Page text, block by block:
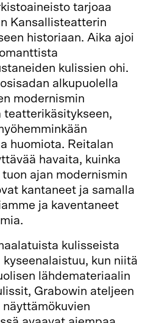
tarjoaa
Kansallisteatterin
historiaan. Aika ajoi
kulissien ohi.
alkupuolella
modernismin
teatterikäsitykseen,
huomiota. Reitalan
havaita, kuinka
ajan modernismin
kantaneet ja samalla
ja kaventaneet
kulisseista
kun niitä
lähdemateriaalin
Grabowin ateljeen
näyttämökuvien